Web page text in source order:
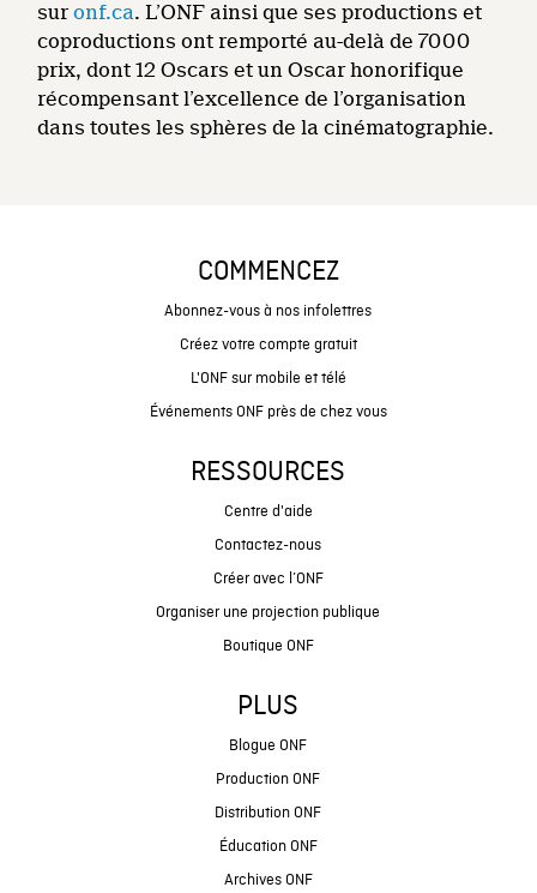
suronf.ca. L’ONF ainsi que ses productions et
coproductions ont remporté au-delà de 7000
prix, dont 12 Oscars et un Oscar honorifique
récompensant l’excellence de l’organisation
dans toutes les sphères de la cinématographie.
COMMENCEZ
Abonnez-vous à nos infolettres
Créez votre compte gratuit
L'ONF sur mobile et télé
Événements ONF près de chez vous
RESSOURCES
Centre d'aide
Contactez-nous
Créer avec l’ONF
Organiser une projection publique
Boutique ONF
PLUS
Blogue ONF
Production ONF
Distribution ONF
Éducation ONF
Archives ONF